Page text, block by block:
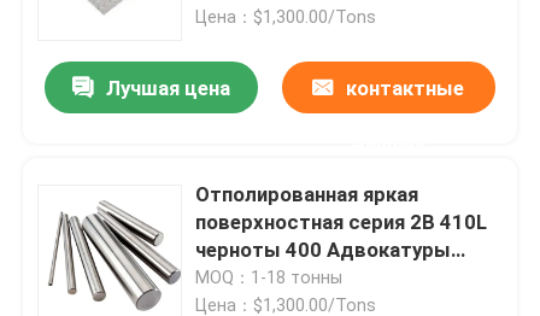
Цена：$1,300.00/Tons
Лучшая цена контактные
Отполированная яркая
поверхностная серия 2B 410L
черноты 400 Адвокатуры
нержавеющей стали 301L
MOQ：1-18 тонны
Цена：$1,300.00/Tons